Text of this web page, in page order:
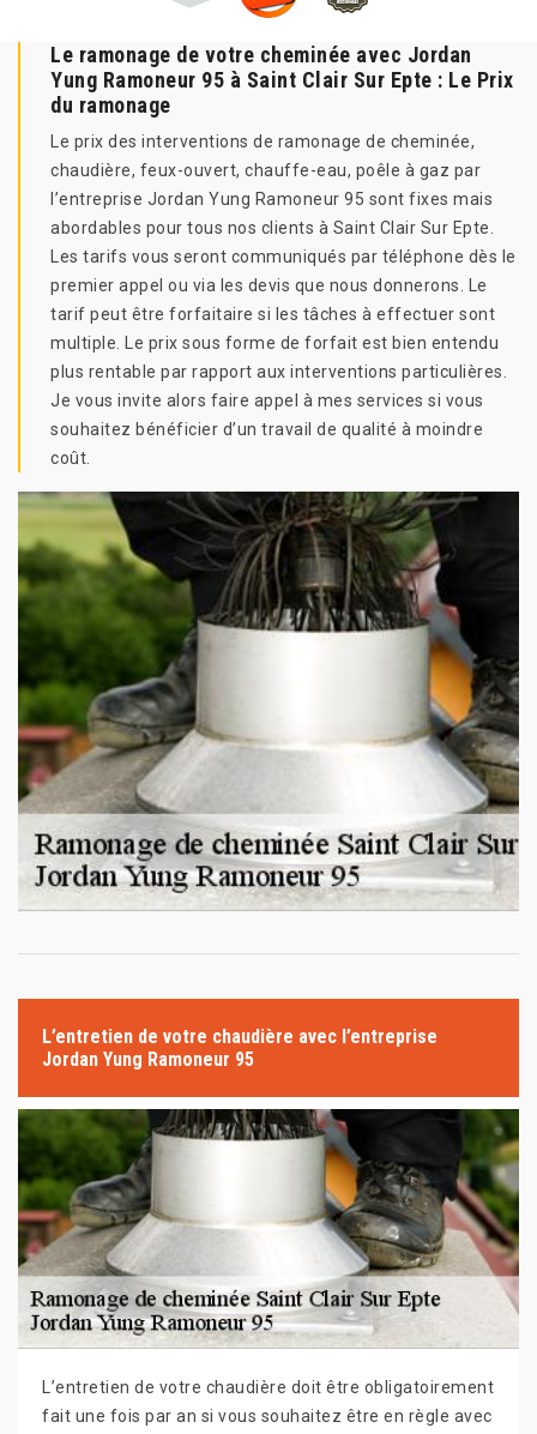
Le ramonage de votre cheminée avec Jordan
Yung Ramoneur 95 à Saint Clair Sur Epte : Le Prix
du ramonage
Le prix des interventions de ramonage de cheminée,
chaudière, feux-ouvert, chauffe-eau, poêle à gaz par
l’entreprise Jordan Yung Ramoneur 95 sont fixes mais
abordables pour tous nos clients à Saint Clair Sur Epte.
Les tarifs vous seront communiqués par téléphone dès le
premier appel ou via les devis que nous donnerons. Le
tarif peut être forfaitaire si les tâches à effectuer sont
multiple. Le prix sous forme de forfait est bien entendu
plus rentable par rapport aux interventions particulières.
Je vous invite alors faire appel à mes services si vous
souhaitez bénéficier d’un travail de qualité à moindre
coût.
L’entretien de votre chaudière avec l’entreprise
Jordan Yung Ramoneur 95
L’entretien de votre chaudière doit être obligatoirement
fait une fois par an si vous souhaitez être en règle avec